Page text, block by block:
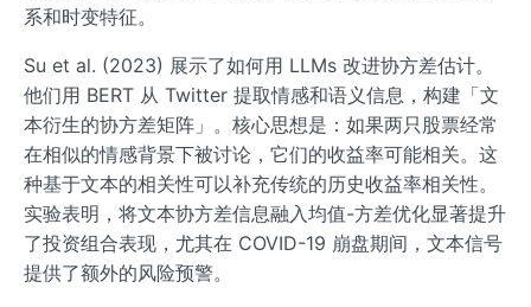
系和时变特征。
Su et al. (2023) 展示了如何用 LLMs 改进协方差估计。
他们用 BERT 从 Twitter 提取情感和语义信息，构建「文
本衍生的协方差矩阵」。核心思想是：如果两只股票经常
在相似的情感背景下被讨论，它们的收益率可能相关。这
种基于文本的相关性可以补充传统的历史收益率相关性。
实验表明，将文本协方差信息融入均值-方差优化显著提升
了投资组合表现，尤其在 COVID-19 崩盘期间，文本信号
提供了额外的风险预警。